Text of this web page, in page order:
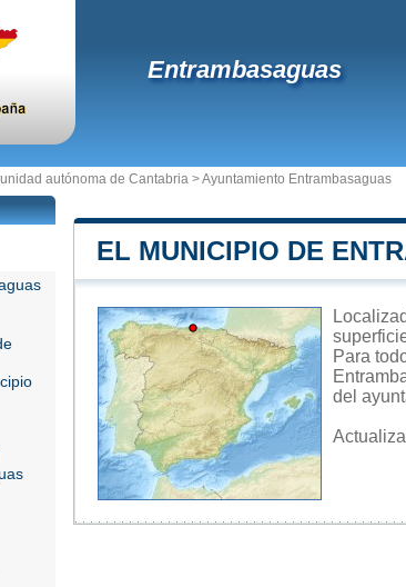
Entrambasaguas
autónoma de Cantabria >Ayuntamiento Entrambasaguas
EL MUNICIPIO DE
Para
del